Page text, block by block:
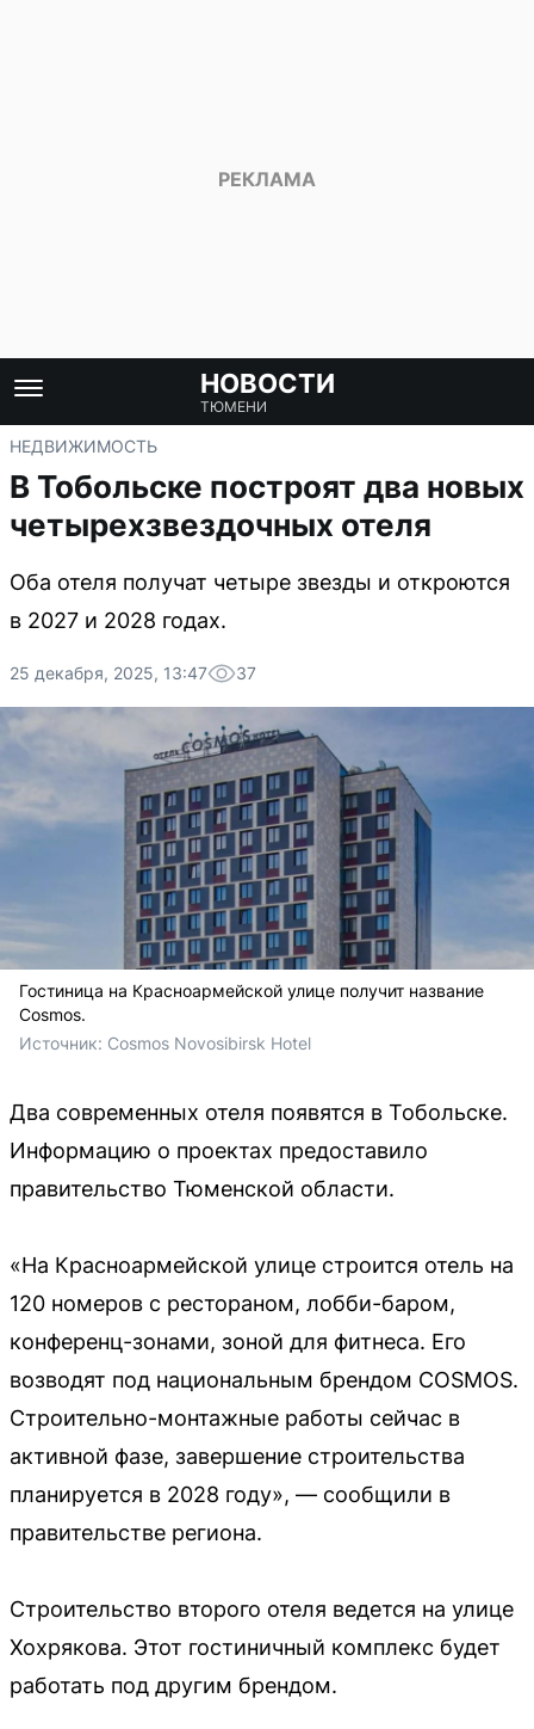
НОВОСТИ
ТЮМЕНИ
НЕДВИЖИМОСТЬ
В Тобольске построят два новых
четырехзвездочных отеля
Оба отеля получат четыре звезды и откроются
в 2027 и 2028 годах.
25 декабря, 2025, 13:47 37
Гостиница на Красноармейской улице получит название
Cosmos.
Источник: Cosmos Novosibirsk Hotel
Два современных отеля появятся в Тобольске.
Информацию о проектах предоставило
правительство Тюменской области.
«На Красноармейской улице строится отель на
120 номеров с рестораном, лобби-баром,
конференц-зонами, зоной для фитнеса. Его
возводят под национальным брендом COSMOS.
Строительно-монтажные работы сейчас в
активной фазе, завершение строительства
планируется в 2028 году», — сообщили в
правительстве региона.
Строительство второго отеля ведется на улице
Хохрякова. Этот гостиничный комплекс будет
работать под другим брендом.